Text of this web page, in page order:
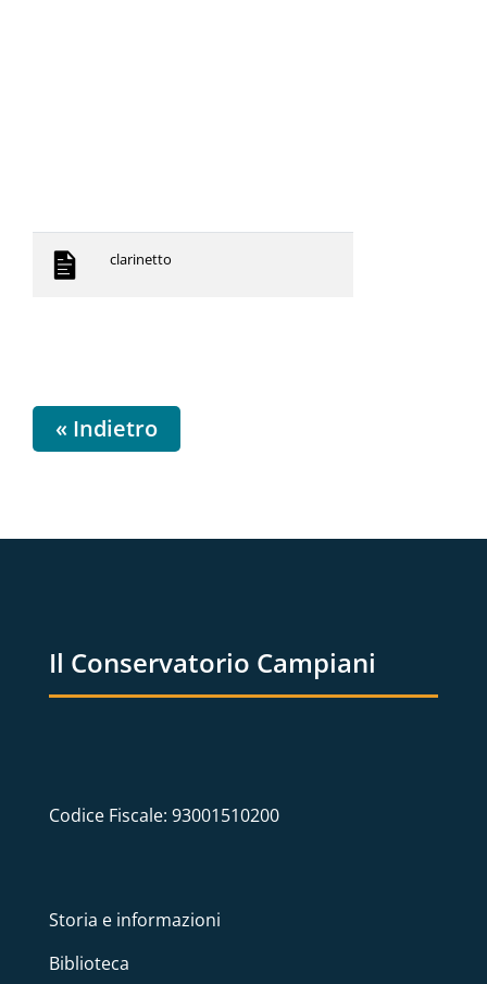
clarinetto
« Indietro
Il Conservatorio Campiani
Codice Fiscale: 93001510200
Storia e informazioni
Biblioteca